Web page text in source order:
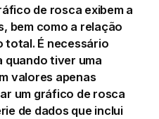
de rosca exibem a
bem como a relação
total. É necessário
quando tiver uma
valores apenas
um gráfico de rosca
de dados que inclui